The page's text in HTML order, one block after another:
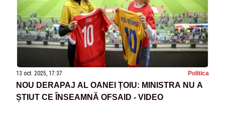
13 oct. 2025, 17:37 Politica
NOU DERAPAJ AL OANEI ȚOIU: MINISTRA NU A
ȘTIUT CE ÎNSEAMNĂ OFSAID - VIDEO